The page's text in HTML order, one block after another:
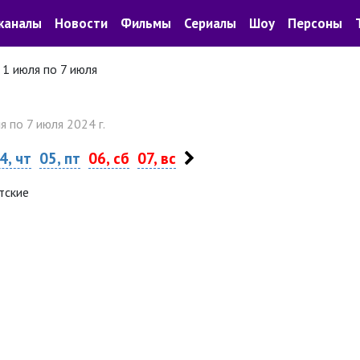
Новости Фильмы Сериалы Шоу Персоны
1 июля по 7 июля
по 7 июля 2024 г.
чт 05, пт 06, сб 07, вс